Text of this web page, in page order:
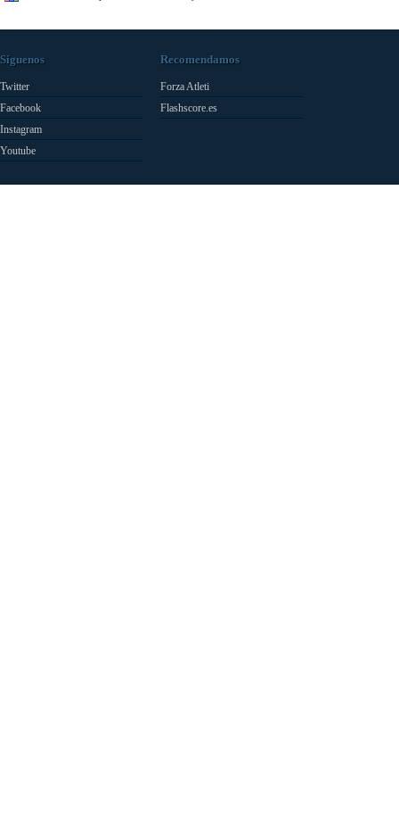
Síguenos
Twitter
Facebook
Instagram
Youtube
Recomendamos
Forza Atleti
Flashscore.es